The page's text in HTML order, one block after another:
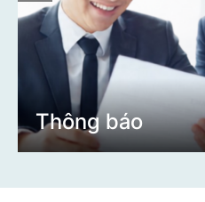
Thông báo